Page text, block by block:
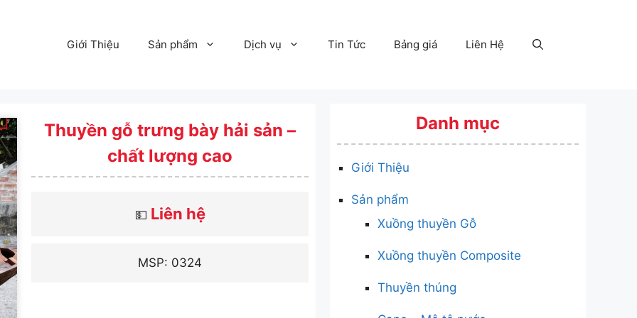
Giới Thiệu Sản phẩm Dịch vụ Tin Tức Bảng giá Liên Hệ
Thuyền gỗ trưng bày hải sản –
chất lượng cao
💵 Liên hệ
MSP: 0324
Danh mục
Giới Thiệu
Sản phẩm
Xuồng thuyền Gỗ
Xuồng thuyền Composite
Thuyền thúng